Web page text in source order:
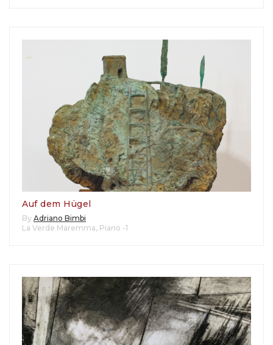
Auf dem Hügel
By Adriano Bimbi
La Verde Maremma, Piano -1